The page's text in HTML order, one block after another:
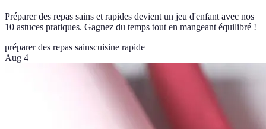
Préparer des repas sains et rapides devient un jeu d'enfant avec nos
10 astuces pratiques. Gagnez du temps tout en mangeant équilibré !
préparer des repas sainscuisine rapide
Aug 4